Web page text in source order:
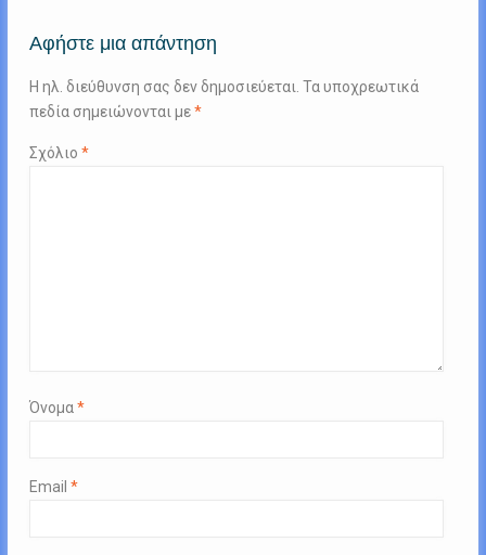
Αφήστε μια απάντηση
Η ηλ. διεύθυνση σας δεν δημοσιεύεται. Τα υποχρεωτικά
πεδία σημειώνονται με*
Σχόλιο *
Όνομα*
Email *